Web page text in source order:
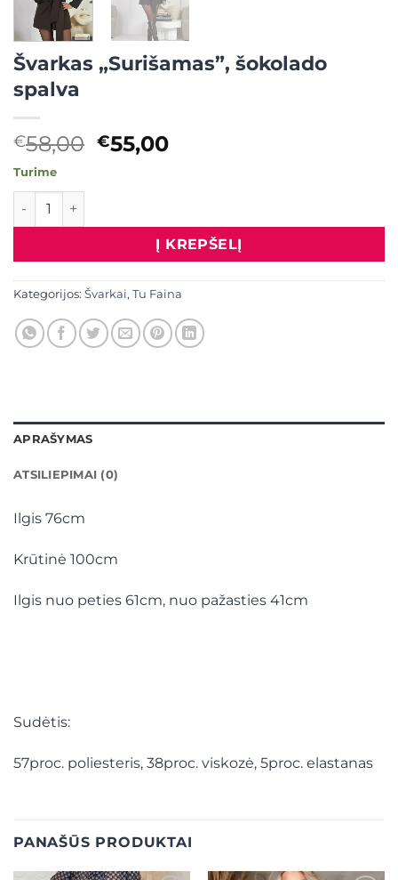
Švarkas „Surišamas”, šokolado
spalva
€58,00 Original
€55,00Current
Turime
produkto kiekis: Švarkas "Surišamas", šokolado spalva
Į KREPŠELĮ
Kategorijos: Švarkai, Tu Faina
APRAŠYMAS
ATSILIEPIMAI (0)
Ilgis 76cm
Krūtinė 100cm
Ilgis nuo peties 61cm, nuo pažasties 41cm
Sudėtis:
57proc. poliesteris, 38proc. viskozė, 5proc. elastanas
PANAŠŪS PRODUKTAI